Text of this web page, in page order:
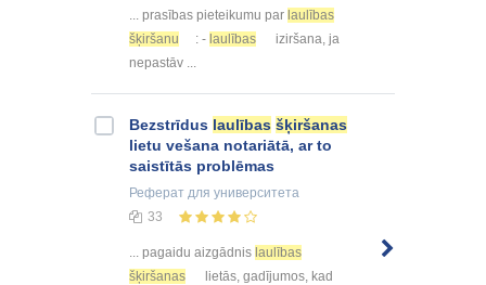
... prasības pieteikumu par laulības
šķiršanu
: - laulības
iziršana, ja
nepastāv ...
Bezstrīdus laulības šķiršanas
lietu vešana notariātā, ar to
saistītās problēmas
Реферат для университета
33
... pagaidu aizgādnis laulības
šķiršanas
lietās, gadījumos, kad